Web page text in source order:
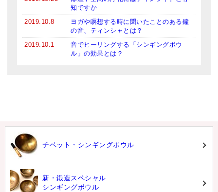
知ですか
2019.10.8
ヨガや瞑想する時に聞いたことのある鐘
の音、ティンシャとは？
2019.10.1
音でヒーリングする「シンギングボウ
ル」の効果とは？
チベット・シンギングボウル
新・鍛造スペシャル
シンギングボウル